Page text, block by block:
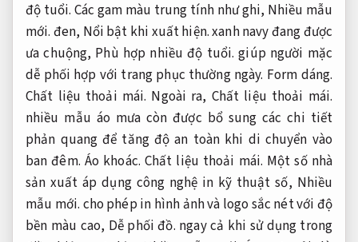
độ tuổi. Các gam màu trung tính như ghi, Nhiều mẫu
mới. đen, Nổi bật khi xuất hiện.xanh navy đang được
ưa chuộng, Phù hợp nhiều độ tuổi. giúp người mặc
dễ phối hợp với trang phục thường ngày. Form dáng.
Chất liệu thoải mái. Ngoài ra, Chất liệu thoải mái.
nhiều mẫu áo mưa còn được bổ sung các chi tiết
phản quang để tăng độ an toàn khi di chuyển vào
ban đêm. Áo khoác. Chất liệu thoải mái. Một số nhà
sản xuất áp dụng công nghệ in kỹ thuật số, Nhiều
mẫu mới. cho phép in hình ảnh và logo sắc nét với độ
bền màu cao, Dễ phối đồ. ngay cả khi sử dụng trong